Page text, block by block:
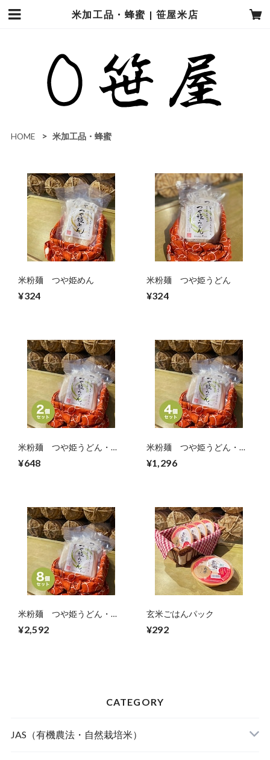
米加工品・蜂蜜 | 笹屋米店
HOME 米加工品・蜂蜜
米粉麺 つや姫めん
¥324
米粉麺 つや姫うどん
¥324
米粉麺 つや姫うどん・め
¥648
米粉麺 つや姫うどん・め
¥1,296
米粉麺 つや姫うどん・め
¥2,592
玄米ごはんパック
¥292
CATEGORY
JAS（有機農法・自然栽培米）